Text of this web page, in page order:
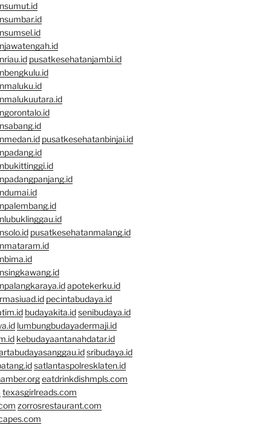
pusatkesehatanjambi.id
pusatkesehatanbinjai.id
pusatkesehatanmalang.id
apotekerku.id
pecintabudaya.id
budayakita.id senibudaya.id
lumbungbudayadermaji.id
kebudayaantanahdatar.id
sribudaya.id
satlantaspolresklaten.id
eatdrinkdishmpls.com
texasgirlreads.com
zorrosrestaurant.com